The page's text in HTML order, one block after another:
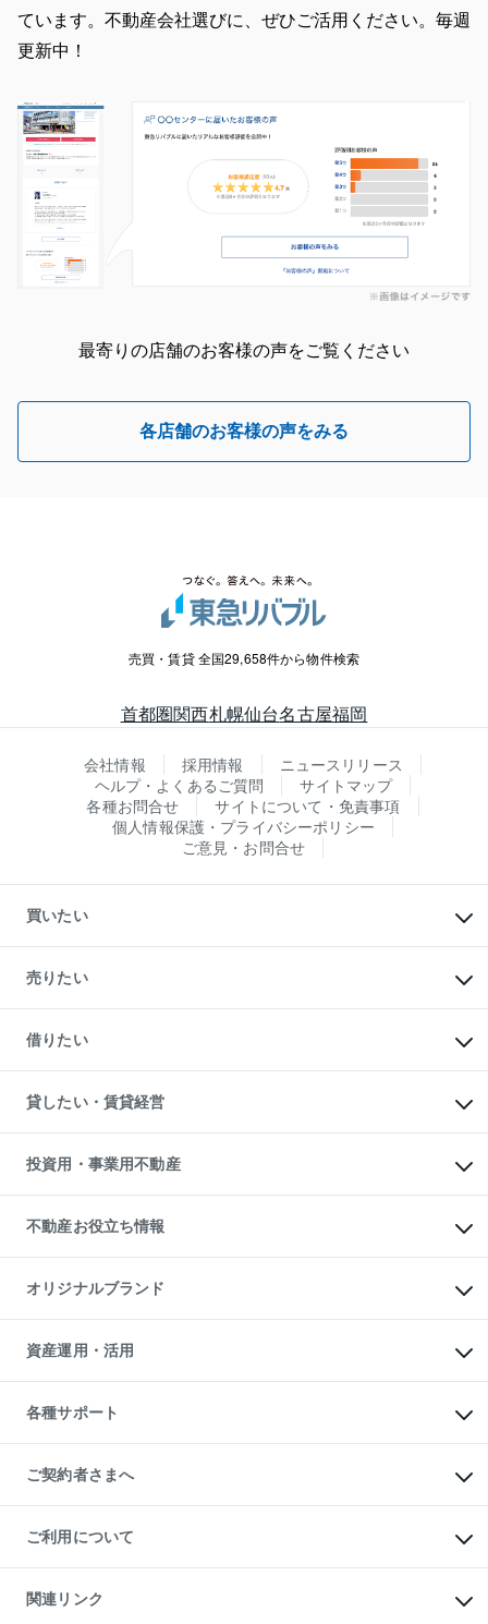
ています。不動産会社選びに、ぜひご活用ください。毎週
更新中！
最寄りの店舗のお客様の声をご覧ください
各店舗のお客様の声をみる
売買・賃貸 全国29,658件から物件検索
首都圏関西札幌仙台名古屋福岡
会社情報 採用情報
ニュースリリース
ヘルプ・よくあるご質問
サイトマップ
各種お問合せ
サイトについて・免責事項
個人情報保護・プライバシーポリシー
ご意見・お問合せ
買いたい
新築・分譲マンションの購入
中古マンションの購入
一戸建ての購入
中古一戸建ての購入
不動産購入の流れ
注目キーワード物件特集
購入ガイド
English 繁体中文簡体中文
売りたい
一戸建ての売却・査定
土地の売却・査定
スピードAI査定
不動産査定について
不動産売却の流れ
不動産買換えの流れ
売却ガイド
借りたい
オフィス・店舗の賃貸
借りるときの流れ
借りるガイド
貸したい・賃貸経営
マンション賃料データ
賃貸管理プラン
リロケーションについて
貸すガイド
投資用・事業用不動産
事業用不動産
マンション投資
投資用マンション
アパート経営
収益物件
ビル購入（ビル一棟）
投資用不動産の売却査定
事業用不動産の売却査定
不動産お役立ち情報
マンションライブラリー
人気マンションランキング
暮らしに役立つ不動産メディア
不動産相場・不動産価格情報
不動産コラム・ニュース
不動産用語集
不動産なんでもネット相談室
住まいの税金
オリジナルブランド
一棟リノベーションマンション
L`GENTE（ルジェンテ）
区分リノベーションマンション
投資用一棟レジデンスWELL
不動産小口投資
LEGACIA（レガシア）
資産運用・活用
不動産M&A
アセットマネジメント・出資
各種サポート
相続サポート
リフォームサポート
ご契約者さまへ
ご紹介・再契約特典
入居者様専用-各種ご案内（賃貸）
東急こすもす会「こすもすWeb」
ご利用について
金融商品取引について
東急リバブル ソーシャルメディアポリシー
関連リンク